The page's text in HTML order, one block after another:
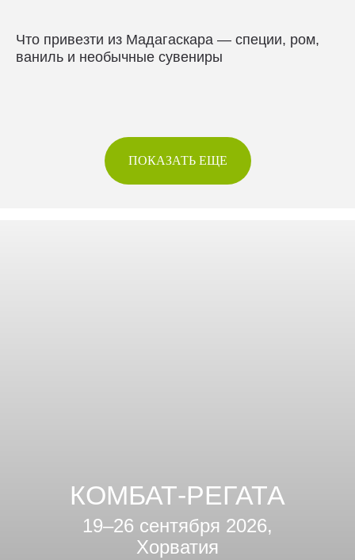
Что привезти из Мадагаскара — специи, ром,
ваниль и необычные сувениры
ПОКАЗАТЬ ЕЩЕ
КОМБАТ-РЕГАТА
19–26 сентября 2026,
Хорватия